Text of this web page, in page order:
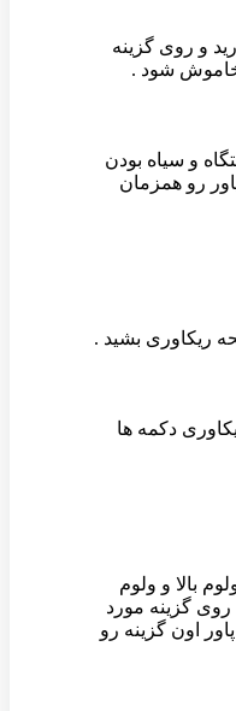
و روی گزینه
و سیاه بودن
رو همزمان
دکمه ها
بالا و ولوم
روی گزینه مورد
اون گزینه رو